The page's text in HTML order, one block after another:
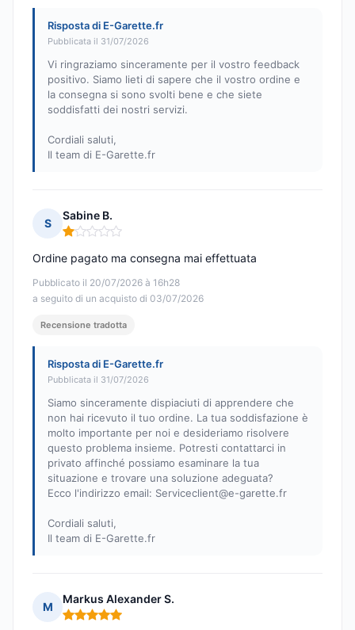
Risposta di E-Garette.fr
Pubblicata il 31/07/2026
Vi ringraziamo sinceramente per il vostro feedback
positivo. Siamo lieti di sapere che il vostro ordine e
la consegna si sono svolti bene e che siete
soddisfatti dei nostri servizi.
Cordiali saluti,
Il team di E-Garette.fr
S
Sabine B.
Nota: 1 su 5
Pubblicato il 20/07/2026 à 16h28
a seguito di un acquisto di 03/07/2026
Ordine pagato ma consegna mai effettuata
Recensione tradotta
Risposta di E-Garette.fr
Pubblicata il 31/07/2026
Siamo sinceramente dispiaciuti di apprendere che
non hai ricevuto il tuo ordine. La tua soddisfazione è
molto importante per noi e desideriamo risolvere
questo problema insieme. Potresti contattarci in
privato affinché possiamo esaminare la tua
situazione e trovare una soluzione adeguata?
Ecco l'indirizzo email: Serviceclient@e-garette.fr
Cordiali saluti,
Il team di E-Garette.fr
M
Markus Alexander S.
Nota: 5 su 5